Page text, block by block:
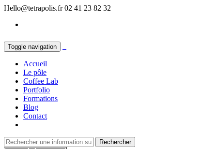
Hello@tetrapolis.fr 02 41 23 82 32
Toggle navigation
Accueil
Le pôle
Coffee Lab
Portfolio
Formations
Blog
Contact